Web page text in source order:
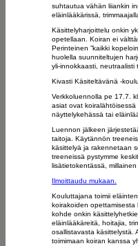
suhtautua vähän liiankin
eläinlääkärissä,
Käsittelyharjoittelu onkin
opetellaan. Koiran ei
Perinteinen ”kaikki
huolella suunniteltujen
yli-innokkaasti, neutraalisti
Kivasti Käsiteltävänä -
Verkkoluennolla pe 17.7.
asiat ovat
näyttelykehässä tai
Luennon jälkeen
taitoja. Käytännön
käsittelyä ja rakennetaan
treeneissä pystymme
lisätietokentässä,
Ilmoittaudu mukaan.
Kouluttajana toimii
koirakoiden opettamisesta
kohde onkin
eläinlääkäreitä, hoitajia,
osallistavasta käsittelystä.
toimimaan koiran kanssa